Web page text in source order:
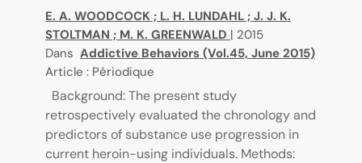
E. A. WOODCOCK ; L. H. LUNDAHL ; J. J. K.
STOLTMAN ; M. K. GREENWALD | 2015
Dans Addictive Behaviors (Vol.45, June 2015)
Article : Périodique
Background: The present study
retrospectively evaluated the chronology and
predictors of substance use progression in
current heroin-using individuals. Methods: